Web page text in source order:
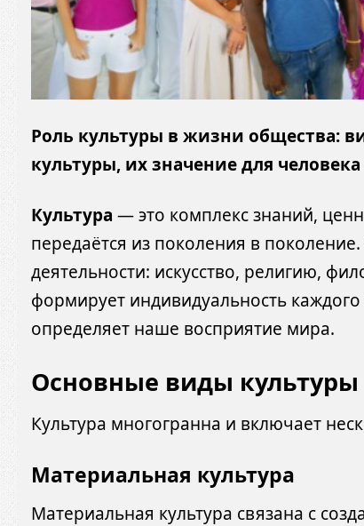
Роль культуры в жизни общества:
культуры, их значение для
Культура — это комплекс знаний,
передаётся из поколения в
деятельности: искусство, религию,
формирует индивидуальность
определяет наше восприятие мира.
Основные виды культуры
Культура многогранна и включает
Материальная культура
Материальная культура связана с